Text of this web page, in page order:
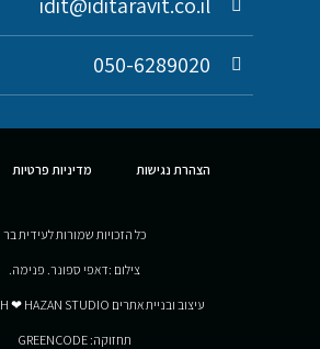
050-6289020
הצהרת נגישות מדיניות פרטיות
כל הזכויות שמורות לעידית בר
צילום :דאפי ספונר. פנימה.
עיצוב ובניית אתרים MADE WITH ❤ HAZAN STUDIO
תחזוקה: GREENCODE